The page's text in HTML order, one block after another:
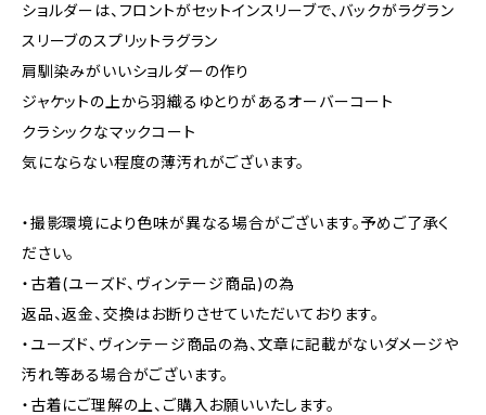
ショルダーは、フロントがセットインスリーブで、バックがラグラン
スリーブのスプリットラグラン
肩馴染みがいいショルダーの作り
ジャケットの上から羽織るゆとりがあるオーバーコート
クラシックなマックコート
気にならない程度の薄汚れがございます。
・撮影環境により色味が異なる場合がございます。予めご了承く
ださい。
・古着(ユーズド、ヴィンテージ商品)の為
返品、返金、交換はお断りさせていただいております。
・ユーズド、ヴィンテージ商品の為、文章に記載がないダメージや
汚れ等ある場合がございます。
・古着にご理解の上、ご購入お願いいたします。